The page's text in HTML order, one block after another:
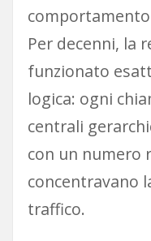
Per decenni, la
funzionato
logica: ogni
centrali
con un numero
concentravano
traffico.